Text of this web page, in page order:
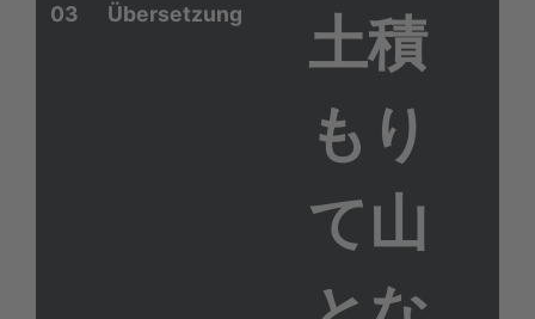
03 Übersetzung
土積
もり
て山